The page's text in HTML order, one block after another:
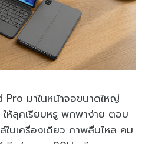
มาในหน้าจอขนาดใหญ่
ห้ลุคเรียบหรู พกพาง่าย ตอบ
ในเครื่องเดียว ภาพลื่นไหล คม